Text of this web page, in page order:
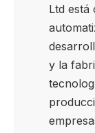
Ltd está
y la